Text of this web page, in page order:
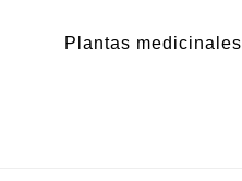
Plantas medicinales